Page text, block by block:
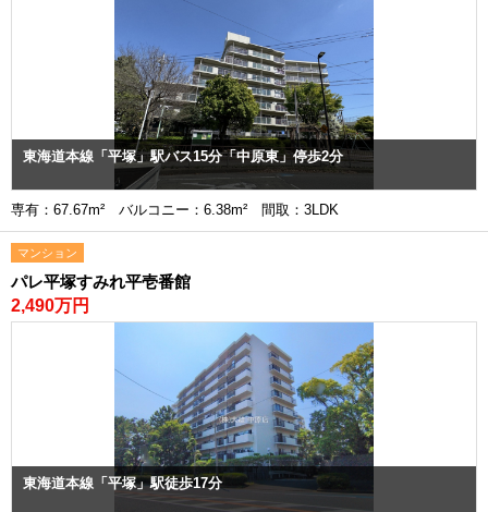
東海道本線「平塚」駅バス15分「中原東」停歩2分
専有：67.67m² バルコニー：6.38m² 間取：3LDK
マンション
パレ平塚すみれ平壱番館
2,490万円
東海道本線「平塚」駅徒歩17分